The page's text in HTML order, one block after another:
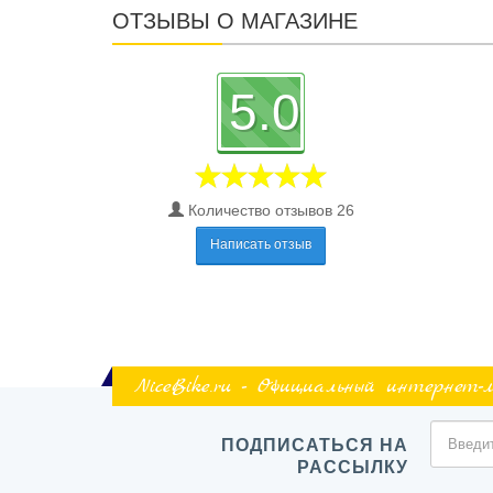
ОТЗЫВЫ О МАГАЗИНЕ
5.0
Количество отзывов 26
Написать отзыв
NiceBike.ru - Официальный интернет-
ПОДПИСАТЬСЯ НА
РАССЫЛКУ